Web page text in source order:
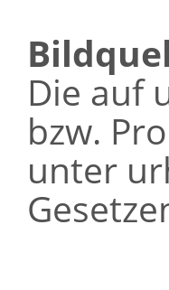
Die auf
bzw.
unter